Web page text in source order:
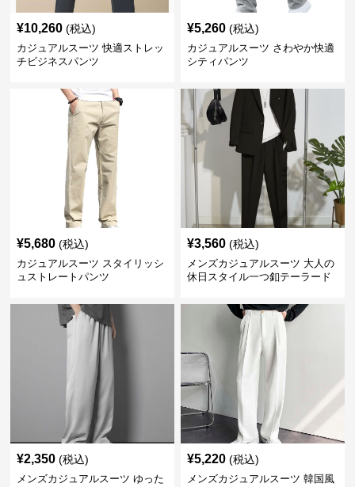
¥10,260 (税込)
カジュアルスーツ 快適ストレッ
チビジネスパンツ
¥5,260 (税込)
カジュアルスーツ さわやか快適
シティパンツ
¥5,680 (税込)
カジュアルスーツ スタイリッシ
ュストレートパンツ
¥3,560 (税込)
メンズカジュアルスーツ 大人の
休日スタイル一つ釦テーラード
¥2,350 (税込)
メンズカジュアルスーツ ゆった
¥5,220 (税込)
メンズカジュアルスーツ 韓国風